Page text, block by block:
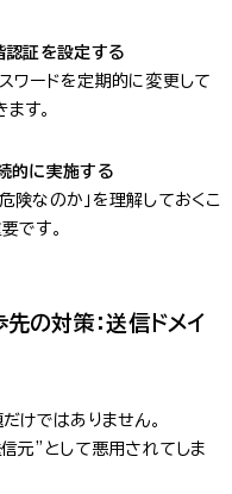
認証を設定する
ワードを定期的に変更して
す。
的に実施する
険なのか」を理解しておくこ
です。
の対策：送信ドメイ
けではありません。
元”として悪用されてしま